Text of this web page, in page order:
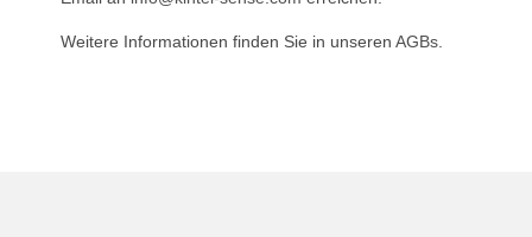
Weitere Informationen finden Sie in unseren AGBs.